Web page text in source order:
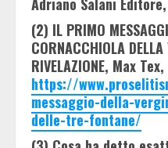
(2) IL PRIMO
CORNACCHIOLA DELLA
RIVELAZIONE, Max
https://
messaggio-della-
delle-tre-fontane/